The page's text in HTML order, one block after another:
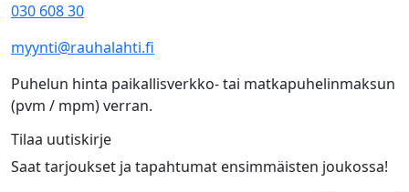
030 608 30
myynti@rauhalahti.fi
Puhelun hinta paikallisverkko- tai matkapuhelinmaksun
(pvm / mpm) verran.
Tilaa uutiskirje
Saat tarjoukset ja tapahtumat ensimmäisten joukossa!